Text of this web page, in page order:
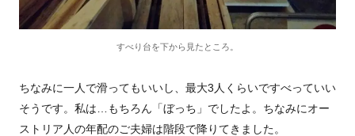
すべり台を下から見たところ。
ちなみに一人で滑ってもいいし、最大3 人くらいですべっていい
そうです。私は…もちろん「ぼっち」でしたよ。ちなみにオー
ストリア人の年配のご夫婦は階段で降りてきました。